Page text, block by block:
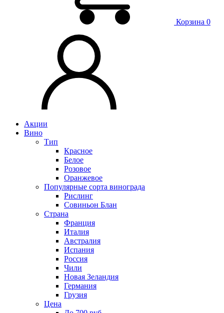
Корзина 0
Акции
Вино
Тип
Красное
Белое
Розовое
Оранжевое
Популярные сорта винограда
Рислинг
Совиньон Блан
Страна
Франция
Италия
Австралия
Испания
Россия
Чили
Новая Зеландия
Германия
Грузия
Цена